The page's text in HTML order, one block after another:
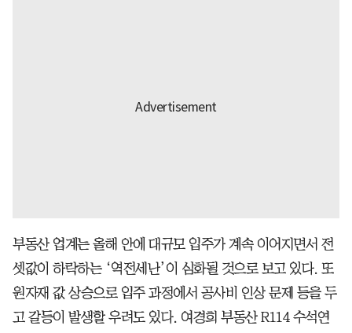
부동산 업계는 올해 안에 대규모 입주가 계속 이어지면서 전
셋값이 하락하는 ‘역전세난’이 심화될 것으로 보고 있다. 또
원자재 값 상승으로 입주 과정에서 공사비 인상 문제 등을 두
고 갈등이 발생할 우려도 있다. 여경희 부동산 R114 수석연